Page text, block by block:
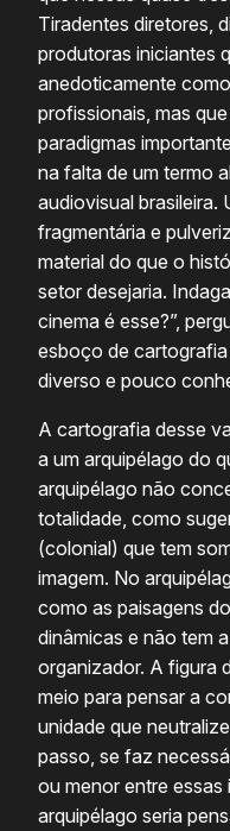
Tiradentes diretores,
produtoras iniciantes
anedoticamente
profissionais, mas
paradigmas
na falta de um termo
audiovisual brasileira.
fragmentária e
material do que o
setor desejaria.
cinema é esse?”,
esboço de
diverso e pouco
A cartografia desse
a um arquipélago do
arquipélago não
totalidade, como
(colonial) que tem
imagem. No
como as paisagens
dinâmicas e não tem
organizador. A figura
meio para pensar a
unidade que
passo, se faz
ou menor entre
arquipélago seria